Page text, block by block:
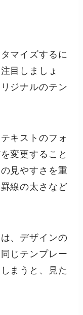
マイズするに
目しましょ
ジナルのテン
キストのフォ
変更すること
見やすさを重
線の太さなど
、デザインの
じテンプレー
まうと、見た